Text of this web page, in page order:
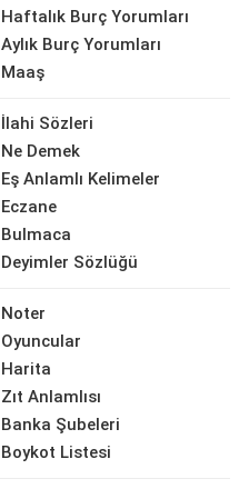
Haftalık Burç Yorumları
Aylık Burç Yorumları
Maaş
İlahi Sözleri
Ne Demek
Eş Anlamlı Kelimeler
Eczane
Bulmaca
Deyimler Sözlüğü
Noter
Oyuncular
Harita
Zıt Anlamlısı
Banka Şubeleri
Boykot Listesi